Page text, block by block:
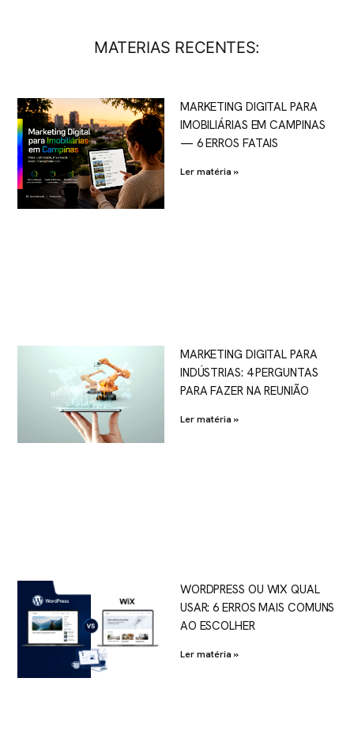
MATERIAS RECENTES:
MARKETING DIGITAL PARA
IMOBILIÁRIAS EM CAMPINAS
— 6 ERROS FATAIS
Ler matéria »
MARKETING DIGITAL PARA
INDÚSTRIAS: 4 PERGUNTAS
PARA FAZER NA REUNIÃO
Ler matéria »
WORDPRESS OU WIX QUAL
USAR: 6 ERROS MAIS COMUNS
AO ESCOLHER
Ler matéria »